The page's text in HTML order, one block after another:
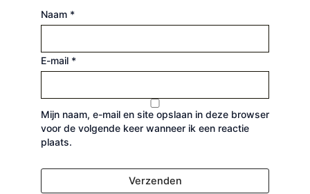
Naam *
E-mail *
Mijn naam, e-mail en site opslaan in deze browser
voor de volgende keer wanneer ik een reactie
plaats.